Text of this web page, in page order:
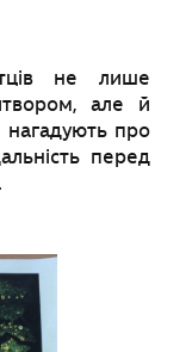
не лише
але й
про
перед